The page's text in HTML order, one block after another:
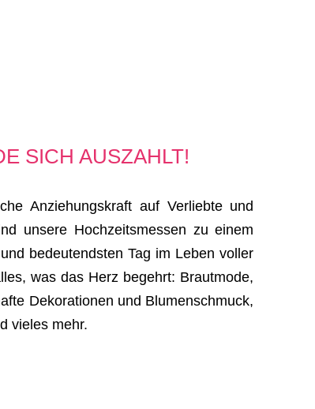
SICH AUSZAHLT!
Anziehungskraft auf Verliebte und
unsere Hochzeitsmessen zu einem
bedeutendsten Tag im Leben voller
was das Herz begehrt: Brautmode,
Dekorationen und Blumenschmuck,
vieles mehr.